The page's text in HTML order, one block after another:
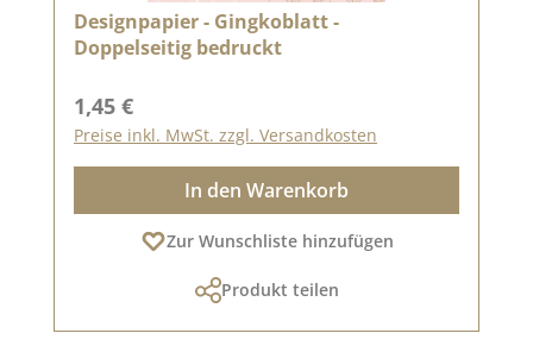
Designpapier - Gingkoblatt -
Doppelseitig bedruckt
Regulärer Preis:
1,45 €
Preise inkl. MwSt. zzgl. Versandkosten
In den Warenkorb
Zur Wunschliste hinzufügen
Produkt teilen